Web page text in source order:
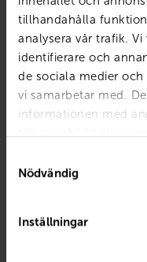
tillhandahålla
analysera vår trafik.
identifierare och
de sociala medier
vi samarbetar med.
informationen med
tillhandahållit eller
Nödvändig
Inställningar